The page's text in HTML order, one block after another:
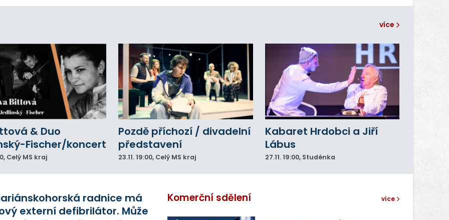
dobrovolníci.
více
& Duo
Fischer/koncert
, Celý MS kraj
Pozdě příchozí / divadelní
představení
23.11.19:00, Celý MS kraj
Kabaret Hrdobci a Jiří
Lábus
27.11. 19:00, Studénka
radnice má
externí defibrilátor. Může
Komerční sdělení více